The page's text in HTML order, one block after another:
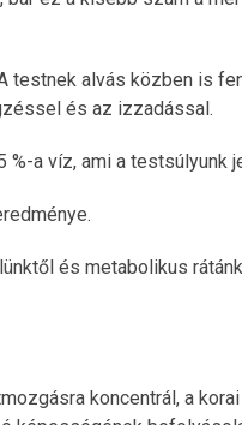
alvás közben is
és az izzadással.
a víz, ami a testsúlyunk
és metabolikus
koncentrál, a